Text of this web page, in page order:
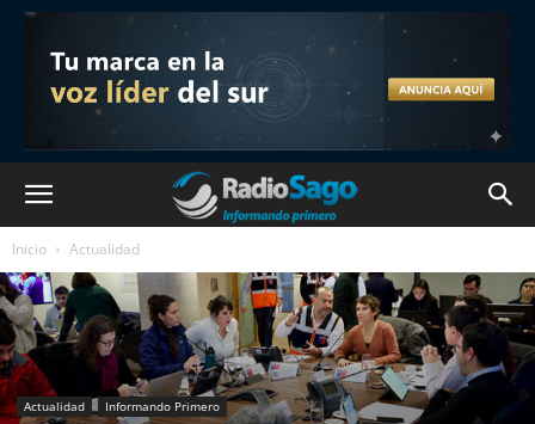
Inicio Actualidad
Actualidad Informando Primero